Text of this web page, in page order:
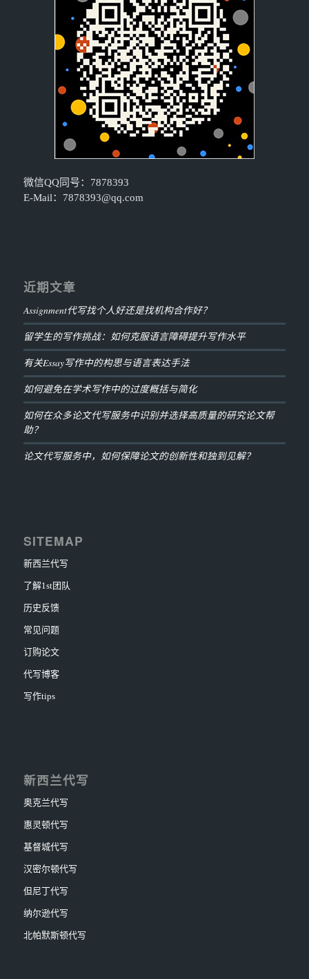
微信QQ同号：7878393
E-Mail： 7878393@qq.com
近期文章
Assignment代写找个人好还是找机构合作好？
留学生的写作挑战：如何克服语言障碍提升写作水平
有关Essay写作中的构思与语言表达手法
如何避免在学术写作中的过度概括与简化
如何在众多论文代写服务中识别并选择高质量的研究论文帮
助？
论文代写服务中，如何保障论文的创新性和独到见解？
SITEMAP
新西兰代写
了解1st团队
历史反馈
常见问题
订购论文
代写博客
写作tips
新西兰代写
奥克兰代写
惠灵顿代写
基督城代写
汉密尔顿代写
但尼丁代写
纳尔逊代写
北帕默斯顿代写